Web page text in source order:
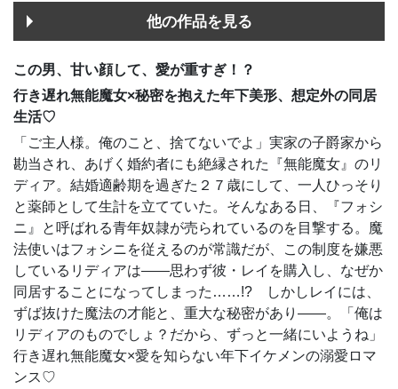
他の作品を見る
この男、甘い顔して、愛が重すぎ！？
行き遅れ無能魔女×秘密を抱えた年下美形、想定外の同居
生活♡
「ご主人様。俺のこと、捨てないでよ」実家の子爵家から
勘当され、あげく婚約者にも絶縁された『無能魔女』のリ
ディア。結婚適齢期を過ぎた２７歳にして、一人ひっそり
と薬師として生計を立てていた。そんなある日、『フォシ
ニ』と呼ばれる青年奴隷が売られているのを目撃する。魔
法使いはフォシニを従えるのが常識だが、この制度を嫌悪
しているリディアは――思わず彼・レイを購入し、なぜか
同居することになってしまった……!? しかしレイには、
ずば抜けた魔法の才能と、重大な秘密があり――。「俺は
リディアのものでしょ？だから、ずっと一緒にいようね」
行き遅れ無能魔女×愛を知らない年下イケメンの溺愛ロマ
ンス♡